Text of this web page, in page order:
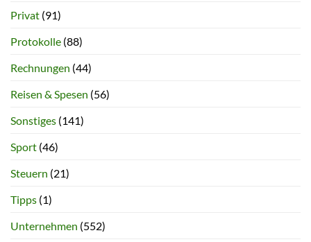
Privat (91)
Protokolle (88)
Rechnungen (44)
Reisen & Spesen (56)
Sonstiges (141)
Sport (46)
Steuern (21)
Tipps (1)
Unternehmen (552)